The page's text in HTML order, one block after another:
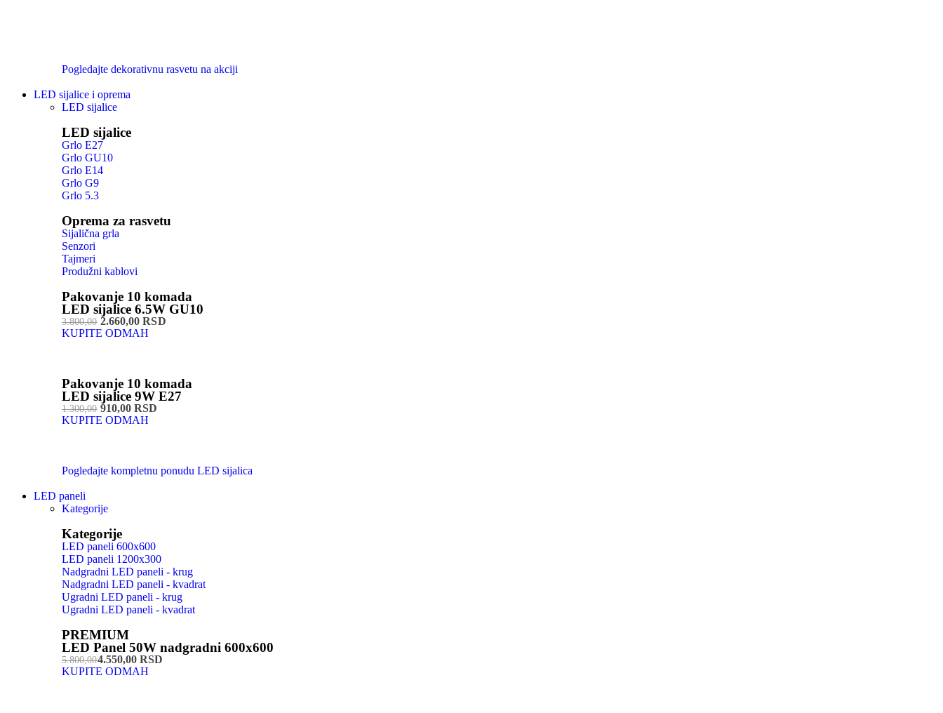
Pogledajte dekorativnu rasvetu na akciji
LED sijalice i oprema
LED sijalice
LED sijalice
Grlo E27
Grlo GU10
Grlo E14
Grlo G9
Grlo 5.3
Oprema za rasvetu
Sijalična grla
Senzori
Tajmeri
Produžni kablovi
Pakovanje 10 komada
LED sijalice 6.5W GU10
3.800,002.660,00 RSD
KUPITE ODMAH
Pakovanje 10 komada
LED sijalice 9W E27
1.300,00910,00 RSD
KUPITE ODMAH
Pogledajte kompletnu ponudu LED sijalica
LED paneli
Kategorije
Kategorije
LED paneli 600x600
LED paneli 1200x300
Nadgradni LED paneli - krug
Nadgradni LED paneli - kvadrat
Ugradni LED paneli - krug
Ugradni LED paneli - kvadrat
PREMIUM
LED Panel 50W nadgradni 600x600
5.800,004.550,00 RSD
KUPITE ODMAH